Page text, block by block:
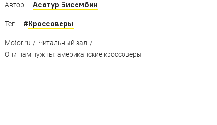
Автор: Асатур Бисембин
Тег: #Кроссоверы
Motor.ru / Читальный зал /
Они нам нужны: американские кроссоверы